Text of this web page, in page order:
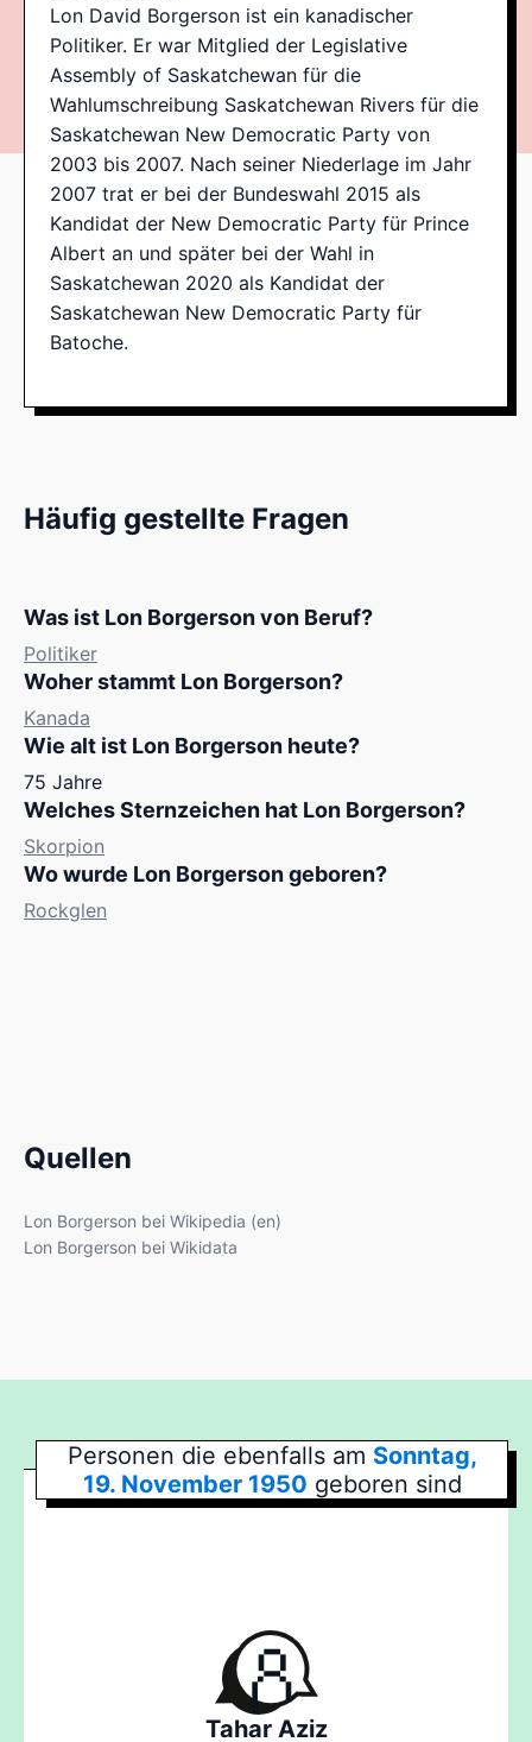
Lon David Borgerson ist ein kanadischer
Politiker. Er war Mitglied der Legislative
Assembly of Saskatchewan für die
Wahlumschreibung Saskatchewan Rivers für die
Saskatchewan New Democratic Party von
2003 bis 2007. Nach seiner Niederlage im Jahr
2007 trat er bei der Bundeswahl 2015 als
Kandidat der New Democratic Party für Prince
Albert an und später bei der Wahl in
Saskatchewan 2020 als Kandidat der
Saskatchewan New Democratic Party für
Batoche.
Häufig gestellte Fragen
Was ist Lon Borgerson von Beruf?
Politiker
Woher stammt Lon Borgerson?
Kanada
Wie alt ist Lon Borgerson heute?
75 Jahre
Welches Sternzeichen hat Lon Borgerson?
Skorpion
Wo wurde Lon Borgerson geboren?
Rockglen
Quellen
Lon Borgerson bei Wikipedia (en)
Lon Borgerson bei Wikidata
Personen die ebenfalls am Sonntag,
19. November 1950 geboren sind
Tahar Aziz